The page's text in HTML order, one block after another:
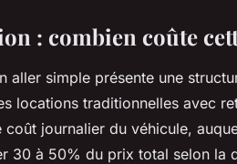
: combien coûte
aller simple présente une
locations traditionnelles avec
journalier du véhicule,
30 à 50% du prix total selon la